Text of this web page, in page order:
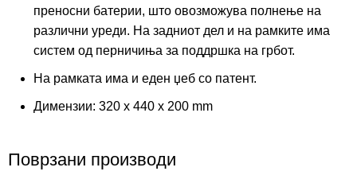
преносни батерии, што овозможува полнење на
различни уреди. На задниот дел и на рамките има
систем од перничиња за поддршка на грбот.
На рамката има и еден џеб со патент.
Димензии: 320 x 440 x 200 mm
Поврзани производи